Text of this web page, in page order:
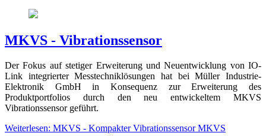
MKVS - Vibrationssensor
Der Fokus auf stetiger Erweiterung und Neuentwicklung von IO-
Link integrierter Messtechniklösungen hat bei Müller Industrie-
Elektronik GmbH in Konsequenz zur Erweiterung des
Produktportfolios durch den neu entwickeltem MKVS
Vibrationssensor geführt.
Weiterlesen: MKVS - Kompakter Vibrationssensor MKVS